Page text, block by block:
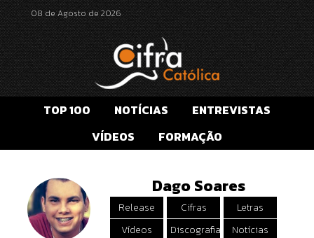
08 de Agosto de 2026
TOP 100 NOTÍCIAS
ENTREVISTAS
VÍDEOS
FORMAÇÃO
Dago Soares
Release Cifras
Letras
Vídeos
Discografia Notícias